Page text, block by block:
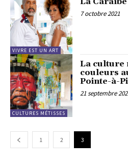
VIVRE EST UN ART
7 octobre 2021
CULTURES MÉTISSES
La culture
couleurs
Pointe-à-
21 septembre
1 2 3